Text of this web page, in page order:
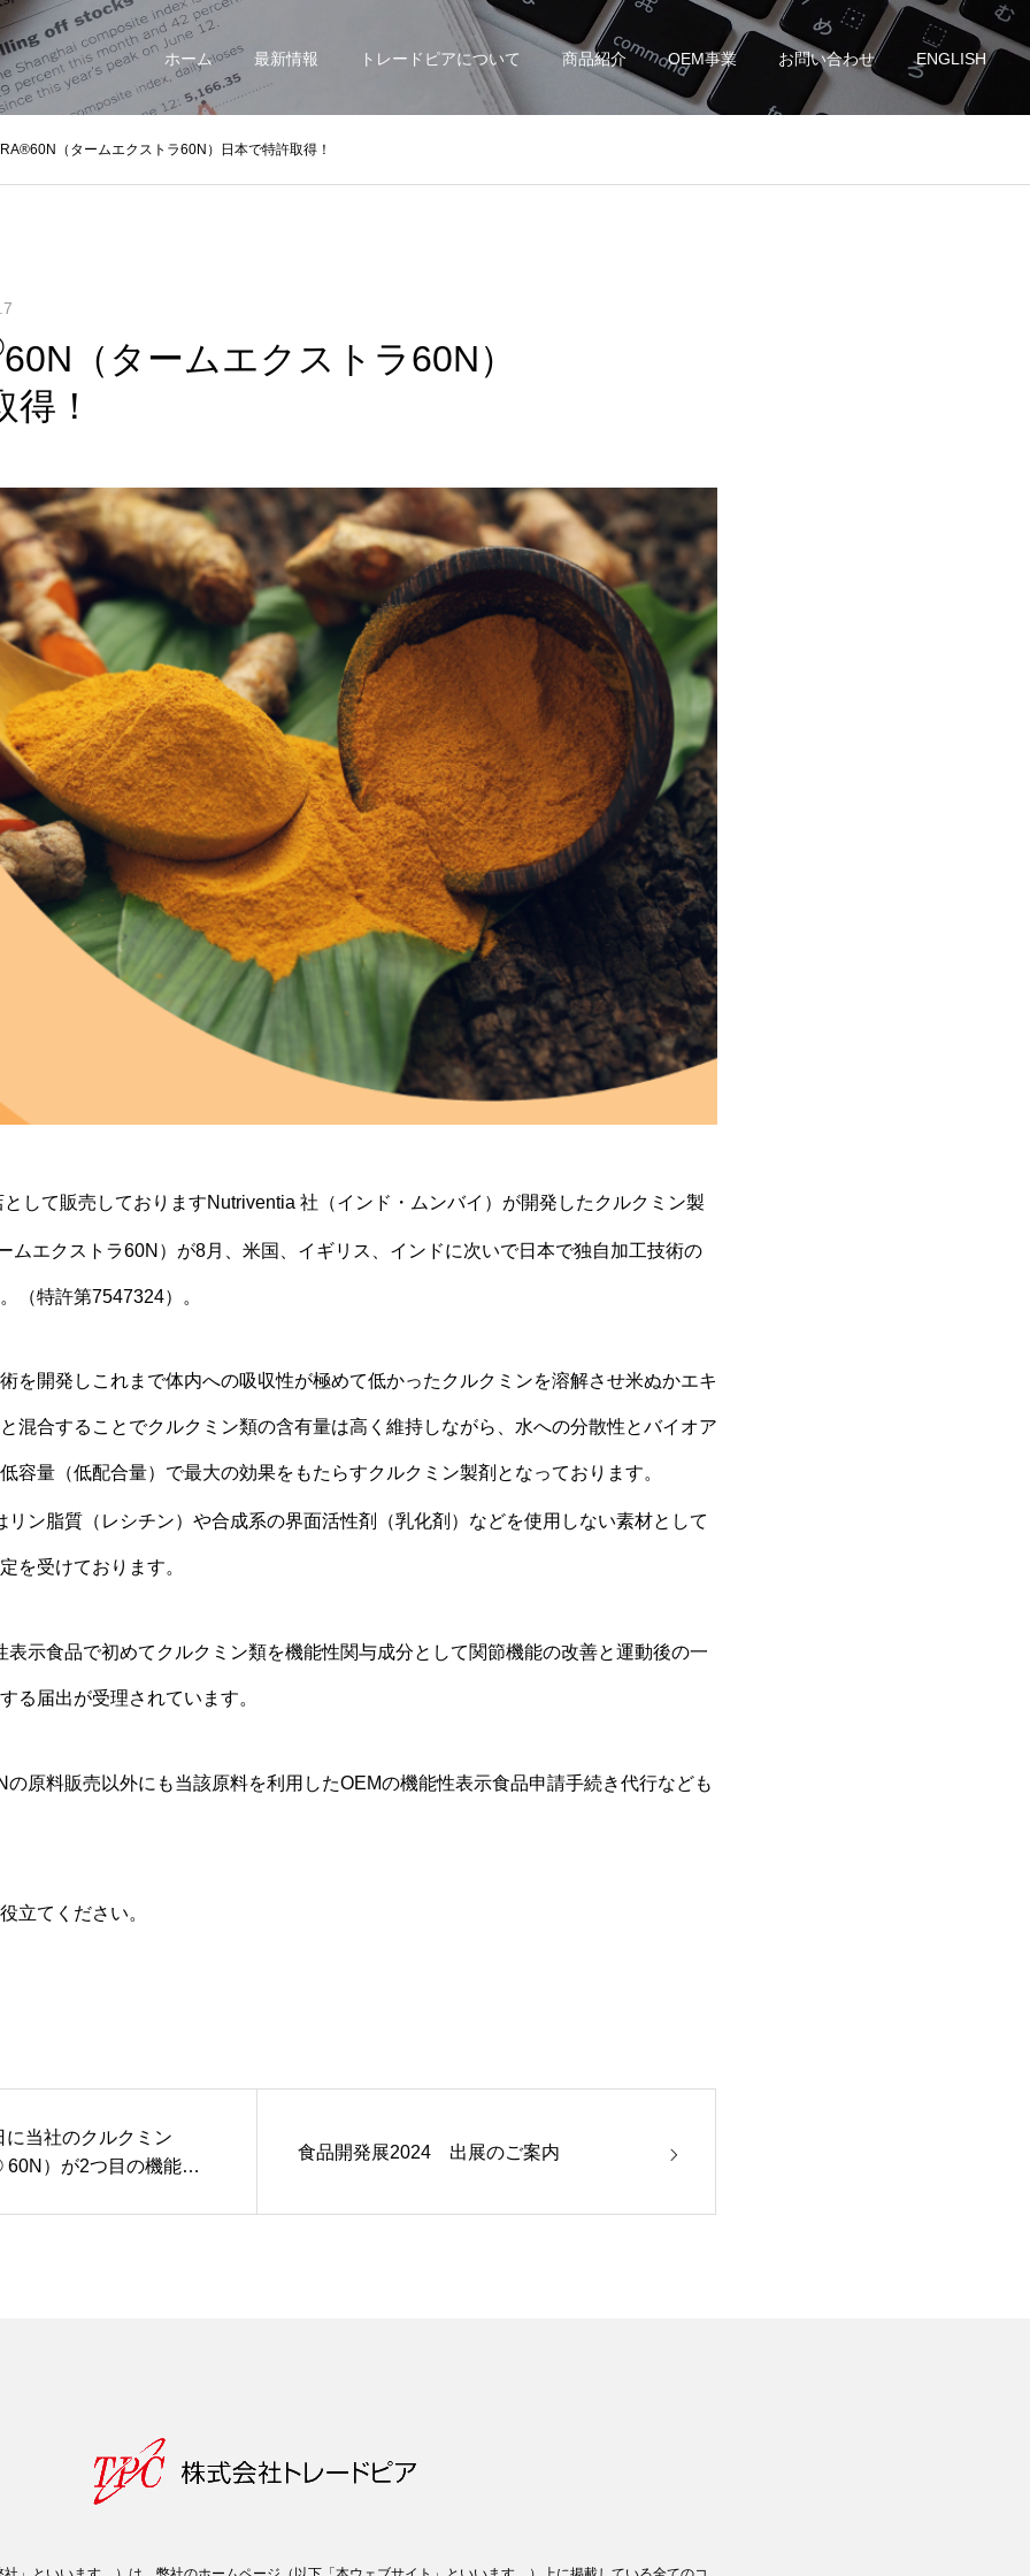
ホーム 最新情報 トレードピアについて 商品紹介 OEM事業 お問い合わせ ENGLISH
（タームエクストラ60N）日本で特許取得！
60N（タームエクストラ60N）
！
して販売しておりますNutriventia 社（インド・ムンバイ）が開発したクルクミン製
ムエクストラ60N）が8月、米国、イギリス、インドに次いで日本で独自加工技術の
（特許第7547324）。
を開発しこれまで体内への吸収性が極めて低かったクルクミンを溶解させ米ぬかエキ
混合することでクルクミン類の含有量は高く維持しながら、水への分散性とバイオア
容量（低配合量）で最大の効果をもたらすクルクミン製剤となっております。
リン脂質（レシチン）や合成系の界面活性剤（乳化剤）などを使用しない素材として
を受けております。
表示食品で初めてクルクミン類を機能性関与成分として関節機能の改善と運動後の一
る届出が受理されています。
の原料販売以外にも当該原料を利用したOEMの機能性表示食品申請手続き代行なども
立てください。
に当社のクルクミン
）が2つ目の機能性
食品開発展2024 出展のご案内